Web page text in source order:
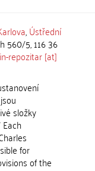
,Ústřední
560/5, 116 36
repozitar [at]
složky
for
of the